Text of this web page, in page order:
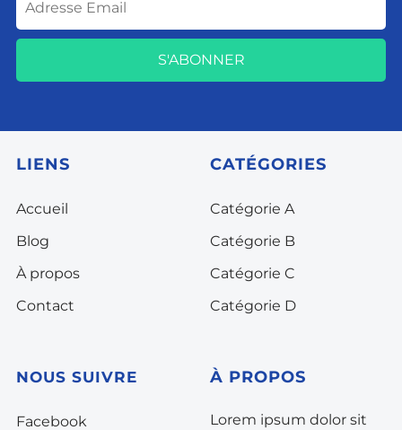
S'ABONNER
LIENS
Accueil
Blog
À propos
Contact
CATÉGORIES
Catégorie A
Catégorie B
Catégorie C
Catégorie D
NOUS SUIVRE
Facebook
À PROPOS
Lorem ipsum dolor sit